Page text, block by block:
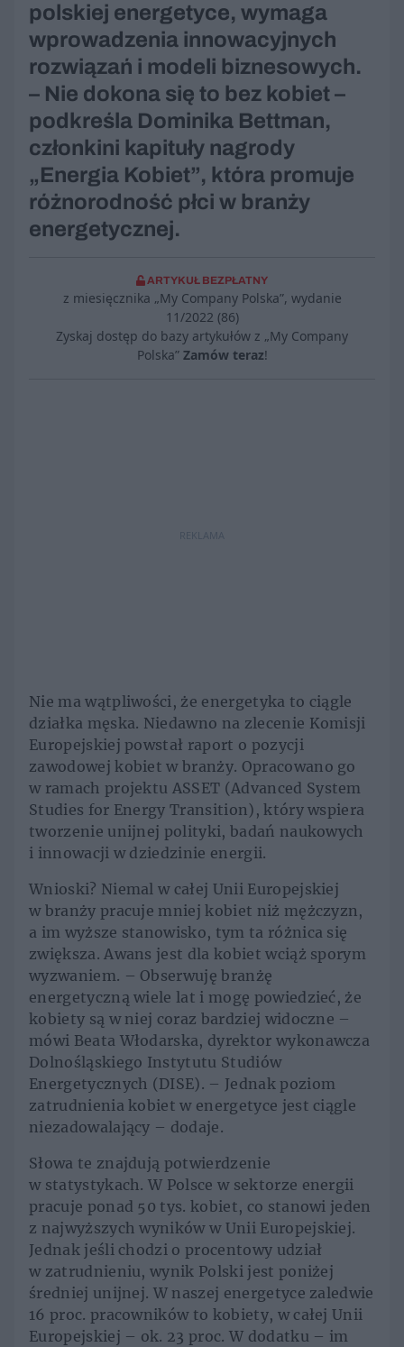
polskiej energetyce, wymaga
wprowadzenia innowacyjnych
rozwiązań i modeli biznesowych.
– Nie dokona się to bez kobiet –
podkreśla Dominika Bettman,
członkini kapituły nagrody
„Energia Kobiet”, która promuje
różnorodność płci w branży
energetycznej.
ARTYKUŁ BEZPŁATNY
z miesięcznika „My Company Polska”, wydanie
11/2022 (86)
Zyskaj dostęp do bazy artykułów z „My Company
Polska” Zamów teraz!
REKLAMA
Nie ma wątpliwości, że energetyka to ciągle
działka męska. Niedawno na zlecenie Komisji
Europejskiej powstał raport o pozycji
zawodowej kobiet w branży. Opracowano go
w ramach projektu ASSET (Advanced System
Studies for Energy Transition), który wspiera
tworzenie unijnej polityki, badań naukowych
i innowacji w dziedzinie energii.
Wnioski? Niemal w całej Unii Europejskiej
w branży pracuje mniej kobiet niż mężczyzn,
a im wyższe stanowisko, tym ta różnica się
zwiększa. Awans jest dla kobiet wciąż sporym
wyzwaniem. – Obserwuję branżę
energetyczną wiele lat i mogę powiedzieć, że
kobiety są w niej coraz bardziej widoczne –
mówi Beata Włodarska, dyrektor wykonawcza
Dolnośląskiego Instytutu Studiów
Energetycznych (DISE). – Jednak poziom
zatrudnienia kobiet w energetyce jest ciągle
niezadowalający – dodaje.
Słowa te znajdują potwierdzenie
w statystykach. W Polsce w sektorze energii
pracuje ponad 50 tys. kobiet, co stanowi jeden
z najwyższych wyników w Unii Europejskiej.
Jednak jeśli chodzi o procentowy udział
w zatrudnieniu, wynik Polski jest poniżej
średniej unijnej. W naszej energetyce zaledwie
16 proc. pracowników to kobiety, w całej Unii
Europejskiej – ok. 23 proc. W dodatku – im